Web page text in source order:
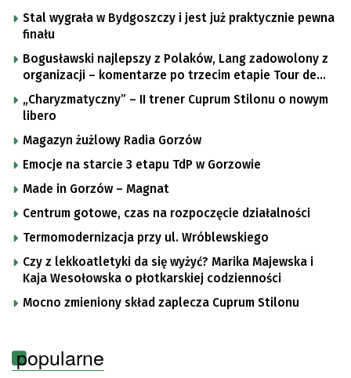
Stal wygrała w Bydgoszczy i jest już praktycznie pewna
finału
Bogusławski najlepszy z Polaków, Lang zadowolony z
organizacji – komentarze po trzecim etapie Tour de
Pologne
„Charyzmatyczny” – II trener Cuprum Stilonu o nowym
libero
Magazyn żużlowy Radia Gorzów
Emocje na starcie 3 etapu TdP w Gorzowie
Made in Gorzów – Magnat
Centrum gotowe, czas na rozpoczęcie działalności
Termomodernizacja przy ul. Wróblewskiego
Czy z lekkoatletyki da się wyżyć? Marika Majewska i
Kaja Wesołowska o płotkarskiej codzienności
Mocno zmieniony skład zaplecza Cuprum Stilonu
popularne